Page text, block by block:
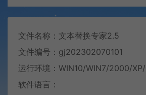
文件名称：文本替换专家2.5
文件编号：gj202302070101
运行环境：WIN10/WIN7/2000/
软件语言：